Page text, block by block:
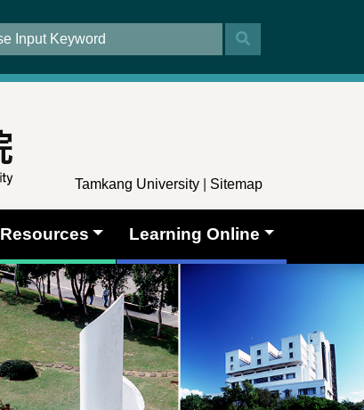
Tamkang University Sitemap
Resources Learning Online